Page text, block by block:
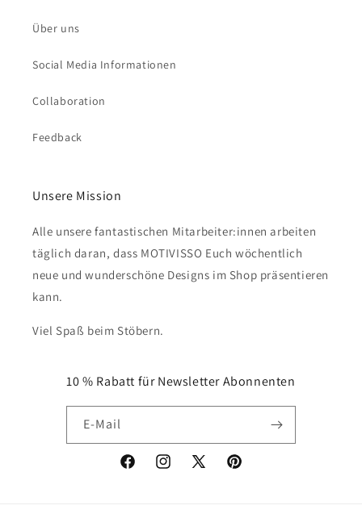
Über uns
Social Media Informationen
Collaboration
Feedback
Unsere Mission
Alle unsere fantastischen Mitarbeiter:innen arbeiten
täglich daran, dass MOTIVISSO Euch wöchentlich
neue und wunderschöne Designs im Shop präsentieren
kann.
Viel Spaß beim Stöbern.
10 % Rabatt für Newsletter Abonnenten
E-Mail
FacebookInstagram
X
Pinterest